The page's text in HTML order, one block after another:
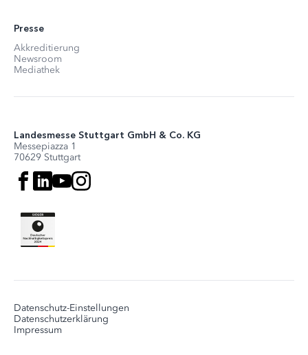
Presse
Akkreditierung
Newsroom
Mediathek
Landesmesse Stuttgart GmbH & Co. KG
Messepiazza 1
70629 Stuttgart
Datenschutz-Einstellungen
Datenschutzerklärung
Impressum